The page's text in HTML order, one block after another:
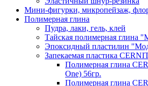
Мини-фигурки, микропейзаж,
Полимерная глина
Пудра, лаки, гель, клей
Тайская полимерная глина
Эпоксидный пластилин
Запекаемая пластика
Полимерная глина
One) 56гр.
Полимерная глина